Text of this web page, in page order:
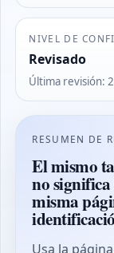
NIVEL DE
Revisado
Última revisión:
RESUMEN DE
El mismo
no
misma
Usa la